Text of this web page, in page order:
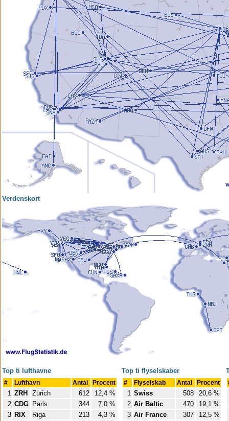
Verdenskort
Top ti lufthavne
# Lufthavn Antal Procent
1 ZRH Zürich 612
12,4 %
2 CDG Paris 344
7,0 %
3 RIX Riga 213
4,3 %
Top ti flyselskaber
# Flyselskab Antal Procent
1 Swiss 508
20,6 %
2 Air Baltic 470
19,1 %
3 Air France 307
12,5 %